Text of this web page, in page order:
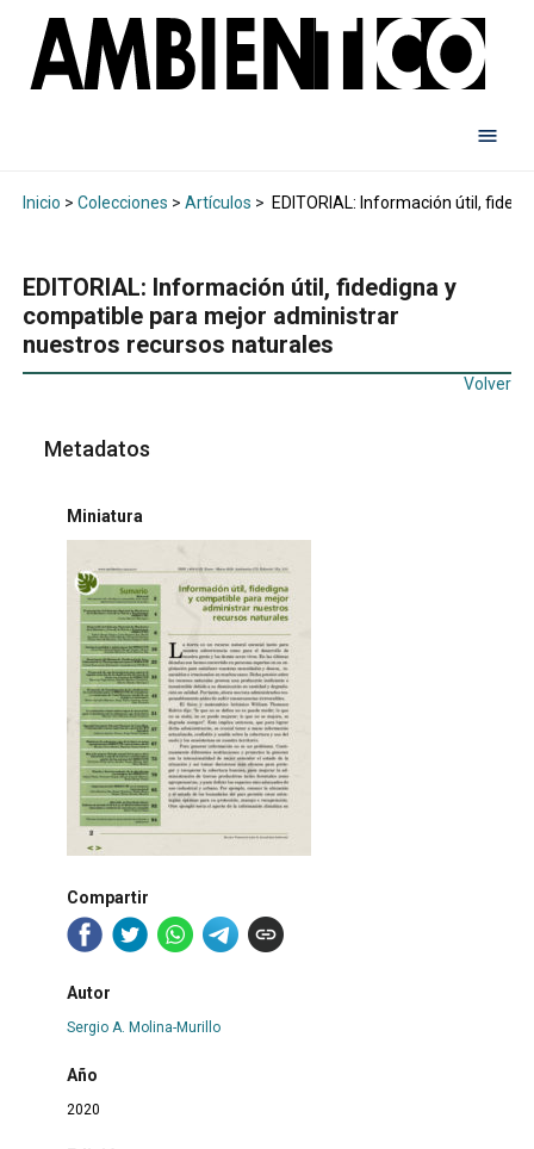
Inicio > Colecciones > Artículos > EDITORIAL: Información útil,
EDITORIAL: Información útil, fidedigna y
compatible para mejor administrar
nuestros recursos naturales
Volver
Metadatos
Miniatura
Compartir
Autor
Sergio A. Molina-Murillo
Año
2020